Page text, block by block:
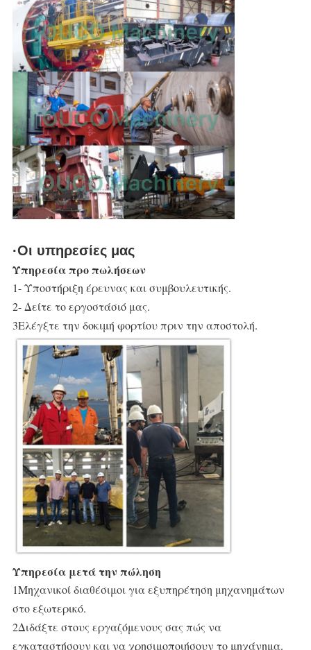
·Οι υπηρεσίες μας
Υπηρεσία προ πωλήσεων
1- Υποστήριξη έρευνας και συμβουλευτικής.
2- Δείτε το εργοστάσιό μας.
3Ελέγξτε την δοκιμή φορτίου πριν την αποστολή.
Υπηρεσία μετά την πώληση
1Μηχανικοί διαθέσιμοι για εξυπηρέτηση μηχανημάτων
στο εξωτερικό.
2Διδάξτε στους εργαζόμενους σας πώς να
εγκαταστήσουν και να χρησιμοποιήσουν το μηχάνημα.